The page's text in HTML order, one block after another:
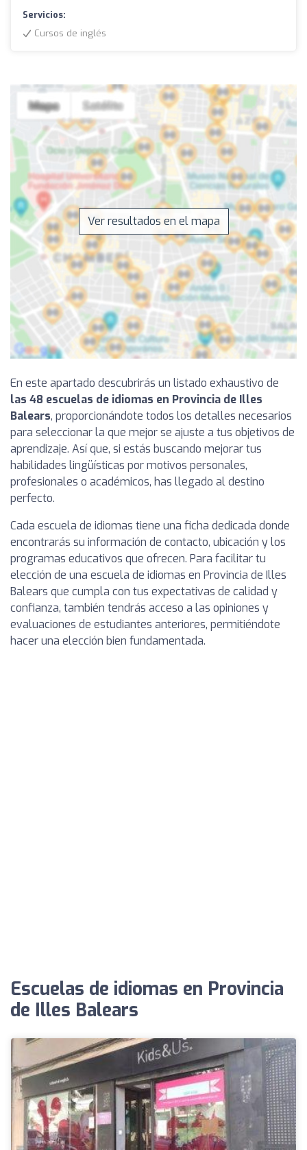
Servicios:
Cursos de inglés
Ver resultados en el mapa
En este apartado descubrirás un listado exhaustivo de
las 48 escuelas de idiomas en Provincia de Illes
Balears, proporcionándote todos los detalles necesarios
para seleccionar la que mejor se ajuste a tus objetivos de
aprendizaje. Así que, si estás buscando mejorar tus
habilidades lingüísticas por motivos personales,
profesionales o académicos, has llegado al destino
perfecto.
Cada escuela de idiomas tiene una ficha dedicada donde
encontrarás su información de contacto, ubicación y los
programas educativos que ofrecen. Para facilitar tu
elección de una escuela de idiomas en Provincia de Illes
Balears que cumpla con tus expectativas de calidad y
confianza, también tendrás acceso a las opiniones y
evaluaciones de estudiantes anteriores, permitiéndote
hacer una elección bien fundamentada.
Escuelas de idiomas en Provincia
de Illes Balears